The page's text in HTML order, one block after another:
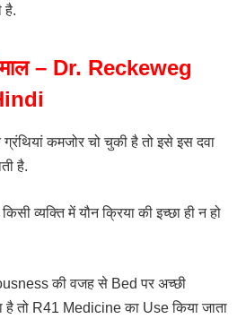
है.
– Dr. Reckeweg
कमजोर चो चुकी है तो इसे इस दवा
है.
व्यक्ति में यौन क्रिया की इच्छा ही न हो
की वजह से Bed पर अच्छी
है तो R41 Medicine का Use किया जाता